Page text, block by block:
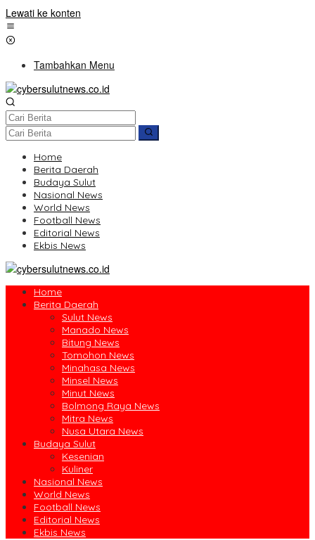
Lewati ke konten
Tambahkan Menu
Home
Berita Daerah
Budaya Sulut
Nasional News
World News
Football News
Editorial News
Ekbis News
Home
Berita Daerah
Sulut News
Manado News
Bitung News
Tomohon News
Minahasa News
Minsel News
Minut News
Bolmong Raya News
Mitra News
Nusa Utara News
Budaya Sulut
Kesenian
Kuliner
Nasional News
World News
Football News
Editorial News
Ekbis News